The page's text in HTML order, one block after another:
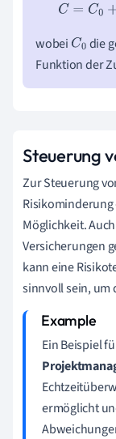
C= C
wobei C0 die
Funktion der
Steuerung
Zur Steuerung
Möglichkeit.
Versicherungen
kann eine
sinnvoll sein, um
Ein Beispiel
ermöglicht